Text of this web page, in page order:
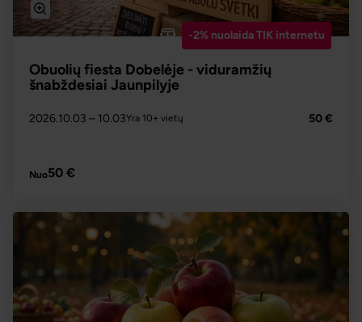
-2% nuolaida TIK internetu
Obuolių fiesta Dobelėje - viduramžių
šnabždesiai Jaunpilyje
2026.10.03 – 10.03Yra 10+ vietų 50 €
Nuo50 €